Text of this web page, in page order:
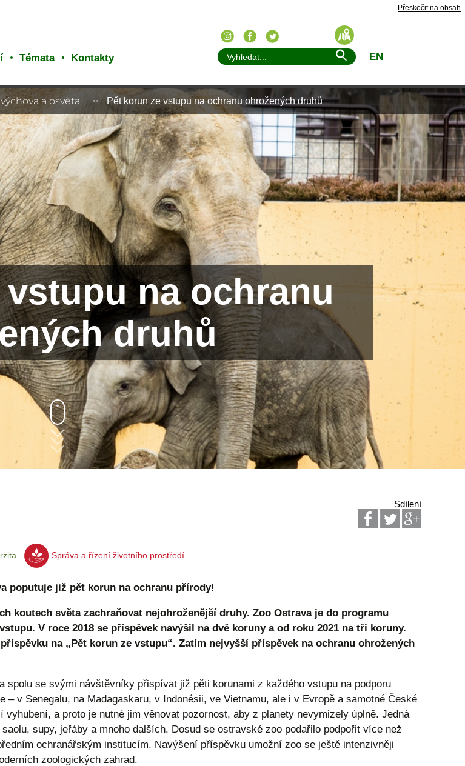
Přeskočit na obsah
Témata Kontakty EN
a osvěta Pět korun ze vstupu na ochranu ohrožených druhů
na ochranu
druhů
Sdílení
Správa a řízení životního prostředí
poputuje již pět korun na ochranu přírody!
koutech světa zachraňovat nejohroženější druhy. Zoo Ostrava je do programu
V roce 2018 se příspěvek navýšil na dvě koruny a od roku 2021 na tři koruny.
na „Pět korun ze vstupu“. Zatím nejvyšší příspěvek na ochranu ohrožených
spolu se svými návštěvníky přispívat již pěti korunami z každého vstupu na podporu
v Senegalu, na Madagaskaru, v Indonésii, ve Vietnamu, ale i v Evropě a samotné České
a proto je nutné jim věnovat pozornost, aby z planety nevymizely úplně. Jedná
supy, jeřáby a mnoho dalších. Dosud se ostravské zoo podařilo podpořit více než
ochranářským institucím. Navýšení příspěvku umožní zoo se ještě intenzivněji
zoologických zahrad.